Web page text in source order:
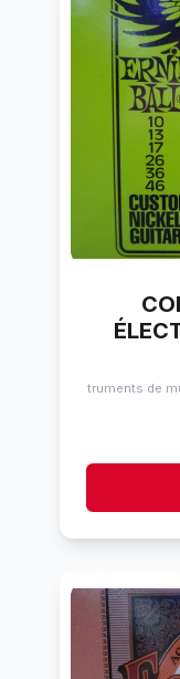
Instruments de